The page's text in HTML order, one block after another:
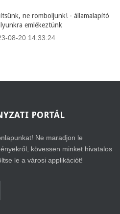
ne romboljunk! - államalapító
emlékeztünk
08-20 14:33:24
PORTÁL
Ne maradjon le
kövessen minket hivatalos
le a városi applikációt!